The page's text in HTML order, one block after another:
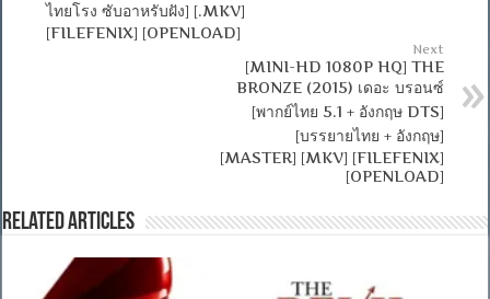
ไทยโรง ซับอาหรับฝัง] [.MKV]
[FILEFENIX] [OPENLOAD]
Next
[MINI-HD 1080P HQ] THE
BRONZE (2015) เดอะ บรอนซ์
[พากย์ไทย 5.1 + อังกฤษ DTS]
[บรรยายไทย + อังกฤษ]
[MASTER] [MKV] [FILEFENIX]
[OPENLOAD]
Related Articles